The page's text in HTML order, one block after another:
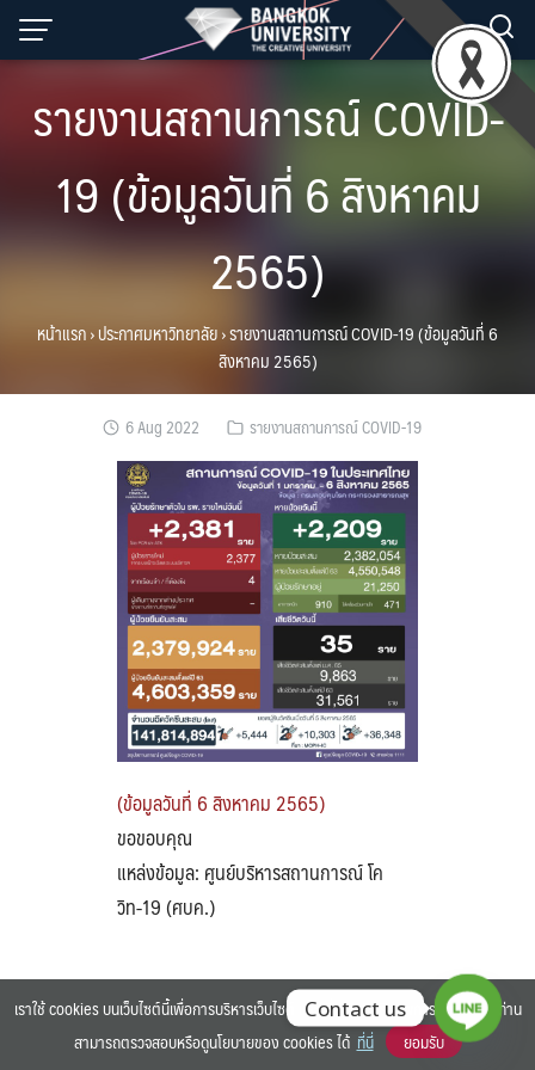
Skip
Search
รายงานสถานการณ์ COVID-
19 (ข้อมูลวันที่ 6 สิงหาคม
2565)
หน้าแรก›ประกาศมหาวิทยาลัย›รายงานสถานการณ์ COVID-19 (ข้อมูลวันที่ 6
สิงหาคม 2565)
6 Aug 2022 รายงานสถานการณ์ COVID-19
(ข้อมูลวันที่ 6 สิงหาคม 2565)
ขอขอบคุณ
แหล่งข้อมูล: ศูนย์บริหารสถานการณ์ โค
วิท-19 (ศบค.)
©2025 BANGKOK UNIVERSITY. ALL RIGHTS RESERVED.
เราใช้ cookies บนเว็บไซต์นี้เพื่อการบริหารเว็บไซต์ และเพิ่มประสิทธิภาพการใช้งานของท่าน
สามารถตรวจสอบหรือดูนโยบายของ cookies ได้ ที่นี่ ยอมรับ
Contact us